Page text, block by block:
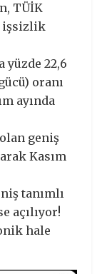
TÜİK
işsizlik
yüzde 22,6
oranı
ayında
geniş
Kasım
tanımlı
açılıyor!
hale